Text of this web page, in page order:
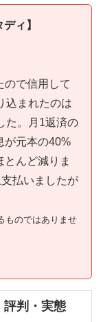
ィ】
ので信用して
込まれたのは
た。月1返済の
が元本の40%
んど減りま
払いましたが
ものではありませ
評判・実態